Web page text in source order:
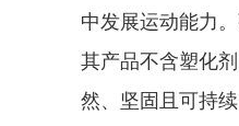
中发展运动能力
其产品不含塑化
然、坚固且可持续